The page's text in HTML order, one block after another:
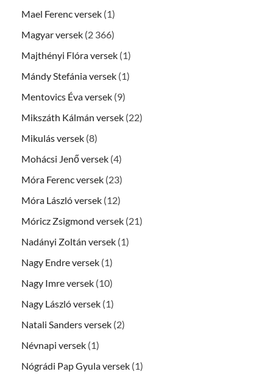
Mael Ferenc versek (1)
Magyar versek (2 366)
Majthényi Flóra versek (1)
Mándy Stefánia versek (1)
Mentovics Éva versek (9)
Mikszáth Kálmán versek (22)
Mikulás versek (8)
Mohácsi Jenő versek (4)
Móra Ferenc versek (23)
Móra László versek (12)
Móricz Zsigmond versek (21)
Nadányi Zoltán versek (1)
Nagy Endre versek (1)
Nagy Imre versek (10)
Nagy László versek (1)
Natali Sanders versek (2)
Névnapi versek (1)
Nógrádi Pap Gyula versek (1)